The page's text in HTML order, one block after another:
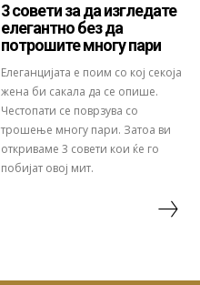
3 совети за да изгледате
елегантно без да
потрошите многу пари
Елеганцијата е поим со кој секоја
жена би сакала да се опише.
Честопати се поврзува со
трошење многу пари. Затоа ви
откриваме 3 совети кои ќе го
побијат овој мит.